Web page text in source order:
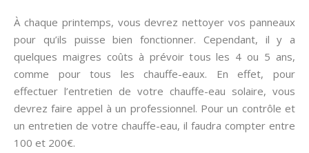
À chaque printemps, vous devrez nettoyer vos panneaux
pour qu’ils puisse bien fonctionner. Cependant, il y a
quelques maigres coûts à prévoir tous les 4 ou 5 ans,
comme pour tous les chauffe-eaux. En effet, pour
effectuer l’entretien de votre chauffe-eau solaire, vous
devrez faire appel à un professionnel. Pour un contrôle et
un entretien de votre chauffe-eau, il faudra compter entre
100 et 200€.